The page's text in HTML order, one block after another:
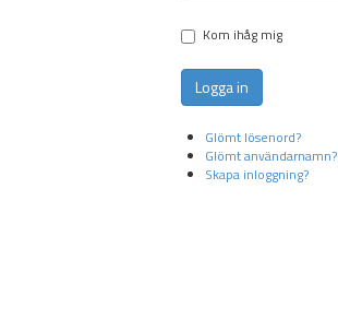
Kom ihåg mig
Logga in
Glömt lösenord?
Glömt användarnamn?
Skapa inloggning?